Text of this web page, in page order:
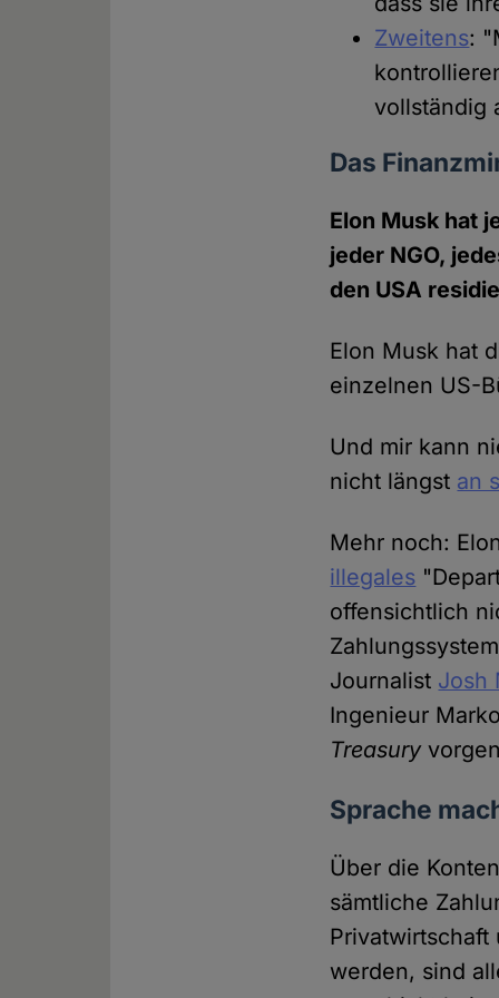
Zweitens:
vollständig
Das
Elon Musk hat
jeder NGO,
den USA
Elon Musk hat
einzelnen US-
Und mir kann
nicht längst an
Mehr noch:
illegales
offensichtlich
Journalist Josh
Ingenieur
Treasury
Sprache
Über die
sämtliche
werden, sind